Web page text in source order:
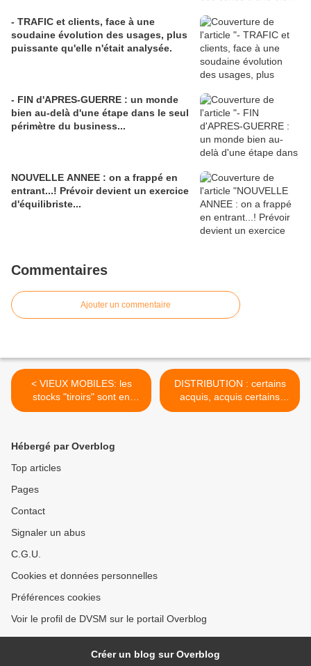
- TRAFIC et clients, face à une
soudaine évolution des usages, plus
puissante qu'elle n'était analysée.
- FIN d'APRES-GUERRE : un monde
bien au-delà d'une étape dans le seul
périmètre du business...
NOUVELLE ANNEE : on a frappé en
entrant...! Prévoir devient un exercice
d'équilibriste...
Commentaires
Ajouter un commentaire
< VIEUX MOBILES: les
stocks "tiroirs" sont en
explosion.
DISTRIBUTION : certains
acquis, acquis certains
d'Ikea… >
Hébergé par Overblog
Top articles
Pages
Contact
Signaler un abus
C.G.U.
Cookies et données personnelles
Préférences cookies
Voir le profil de DVSM sur le portail Overblog
Créer un blog sur Overblog